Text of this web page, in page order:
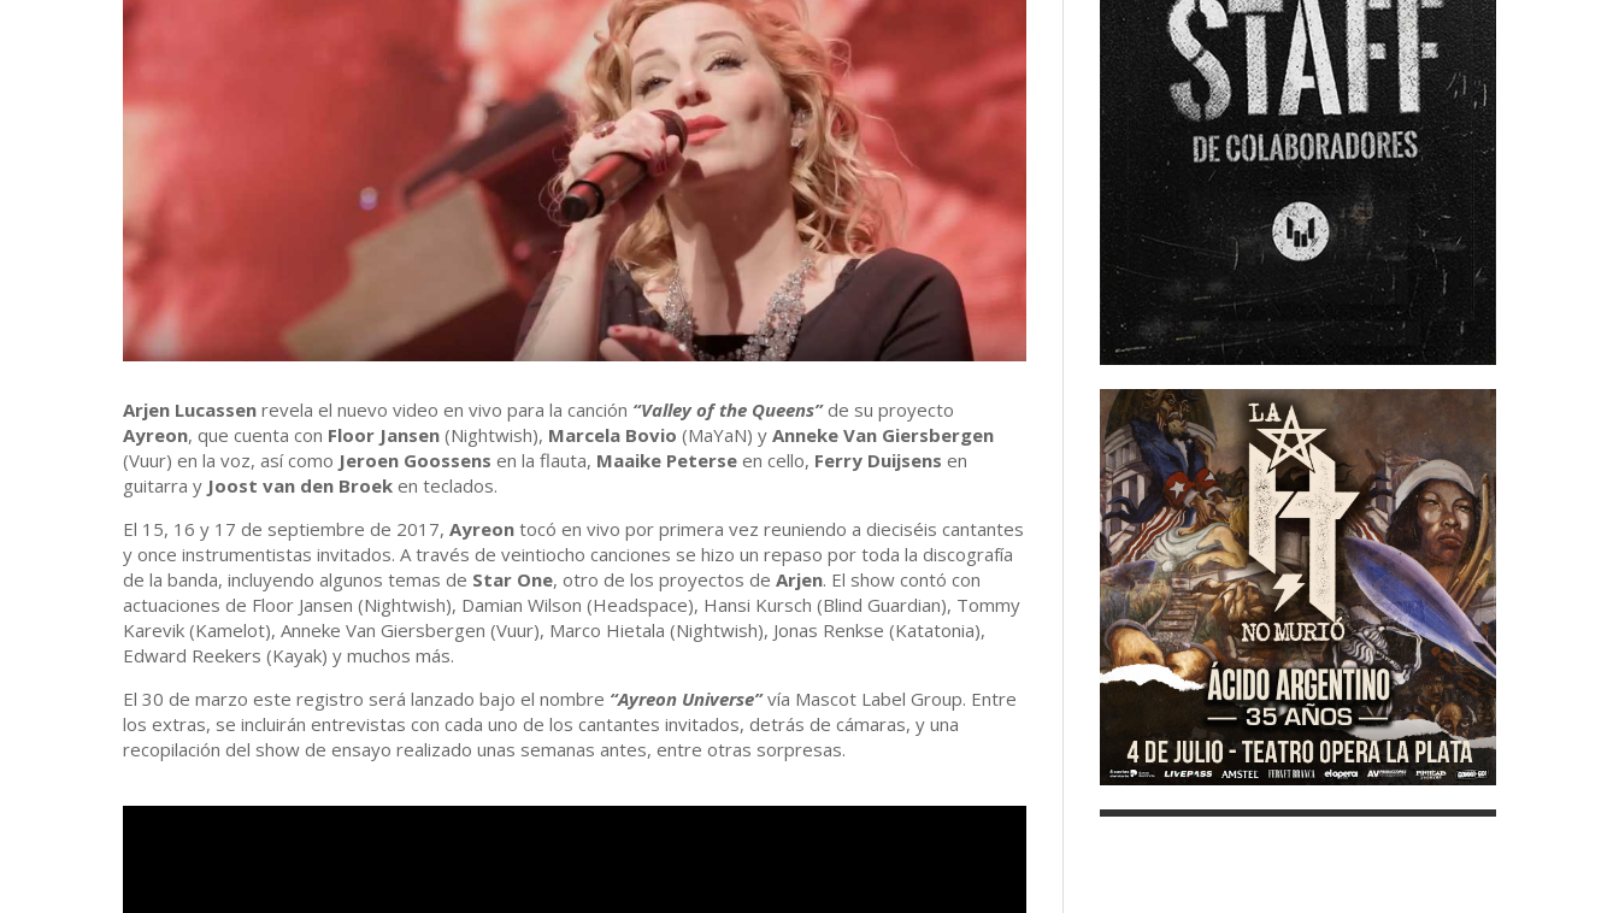
Arjen Lucassen revela el nuevo video en vivo para la canción “Valley of the Queens”de su proyecto
Ayreon, que cuenta con Floor Jansen (Nightwish), Marcela Bovio (MaYaN) y Anneke Van Giersbergen
(Vuur) en la voz, así como Jeroen Goossens en la flauta, Maaike Peterse en cello, Ferry Duijsens en
guitarra y Joost van den Broek en teclados.
El 15, 16 y 17 de septiembre de 2017, Ayreon tocó en vivo por primera vez reuniendo a dieciséis cantantes
y once instrumentistas invitados. A través de veintiocho canciones se hizo un repaso por toda la discografía
de la banda, incluyendo algunos temas de Star One, otro de los proyectos de Arjen. El show contó con
actuaciones de Floor Jansen (Nightwish), Damian Wilson (Headspace), Hansi Kursch (Blind Guardian), Tommy
Karevik (Kamelot), Anneke Van Giersbergen (Vuur), Marco Hietala (Nightwish), Jonas Renkse (Katatonia),
Edward Reekers (Kayak) y muchos más.
El 30 de marzo este registro será lanzado bajo el nombre “Ayreon Universe”vía Mascot Label Group. Entre
los extras, se incluirán entrevistas con cada uno de los cantantes invitados, detrás de cámaras, y una
recopilación del show de ensayo realizado unas semanas antes, entre otras sorpresas.